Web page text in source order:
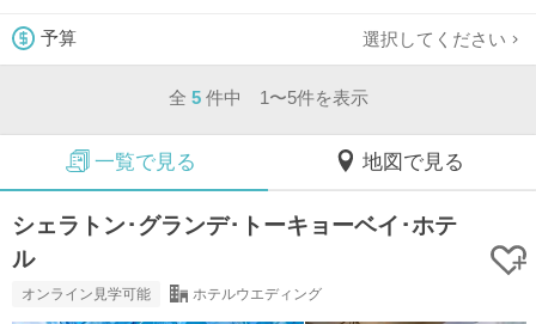
予算 選択してください
全 5 件中 1〜5件を表示
一覧で見る 地図で見る
シェラトン･グランデ･トーキョーベイ･ホテ
ル
オンライン見学可能 ホテルウエディング